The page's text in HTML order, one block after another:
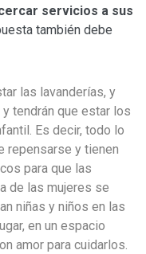
servicios a sus
también debe
las lavanderías, y
tendrán que estar los
Es decir, todo lo
repensarse y tienen
para que las
de las mujeres se
niñas y niños en las
en un espacio
amor para cuidarlos.